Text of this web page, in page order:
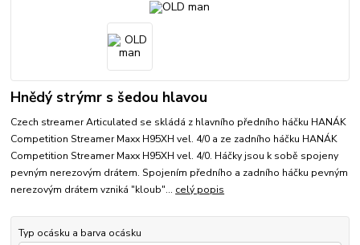
Hnědý strýmr s šedou hlavou
Czech streamer Articulated se skládá z hlavního předního háčku HANÁK
Competition Streamer Maxx H95XH vel. 4/0 a ze zadního háčku HANÁK
Competition Streamer Maxx H95XH vel. 4/0. Háčky jsou k sobě spojeny
pevným nerezovým drátem. Spojením předního a zadního háčku pevným
nerezovým drátem vzniká "kloub"... celý popis
Typ ocásku a barva ocásku